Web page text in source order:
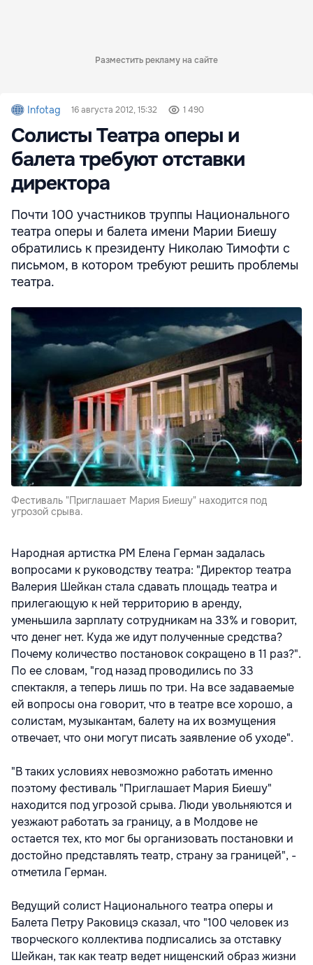
Разместить рекламу на сайте
Infotag 16 августа 2012, 15:32 1 490
Солисты Театра оперы и
балета требуют отставки
директора
Почти 100 участников труппы Национального
театра оперы и балета имени Марии Биешу
обратились к президенту Николаю Тимофти с
письмом, в котором требуют решить проблемы
театра.
Фестиваль "Приглашает Мария Биешу" находится под
угрозой срыва.
Народная артистка РМ Елена Герман задалась
вопросами к руководству театра: "Директор театра
Валерия Шейкан стала сдавать площадь театра и
прилегающую к ней территорию в аренду,
уменьшила зарплату сотрудникам на 33% и говорит,
что денег нет. Куда же идут полученные средства?
Почему количество постановок сокращено в 11 раз?".
По ее словам, "год назад проводились по 33
спектакля, а теперь лишь по три. На все задаваемые
ей вопросы она говорит, что в театре все хорошо, а
солистам, музыкантам, балету на их возмущения
отвечает, что они могут писать заявление об уходе".
"В таких условиях невозможно работать именно
поэтому фестиваль "Приглашает Мария Биешу"
находится под угрозой срыва. Люди увольняются и
уезжают работать за границу, а в Молдове не
остается тех, кто мог бы организовать постановки и
достойно представлять театр, страну за границей", -
отметила Герман.
Ведущий солист Национального театра оперы и
Балета Петру Раковицэ сказал, что "100 человек из
творческого коллектива подписались за отставку
Шейкан, так как театр ведет нищенский образ жизни